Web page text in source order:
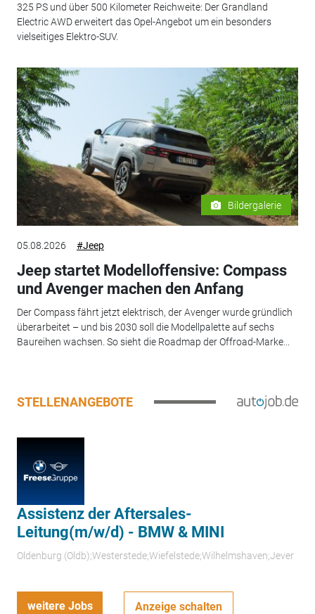
325 PS und über 500 Kilometer Reichweite: Der Grandland
Electric AWD erweitert das Opel-Angebot um ein besonders
vielseitiges Elektro-SUV.
Bildergalerie
05.08.2026 #Jeep
Jeep startet Modelloffensive: Compass
und Avenger machen den Anfang
Der Compass fährt jetzt elektrisch, der Avenger wurde gründlich
überarbeitet – und bis 2030 soll die Modellpalette auf sechs
Baureihen wachsen. So sieht die Roadmap der Offroad-Marke...
STELLENANGEBOTE
Assistenz der Aftersales-
Leitung(m/w/d) - BMW & MINI
Oldenburg (Oldb);Westerstede;Wiefelstede;Wilhelmshaven;Jever
weitere Jobs Anzeige schalten